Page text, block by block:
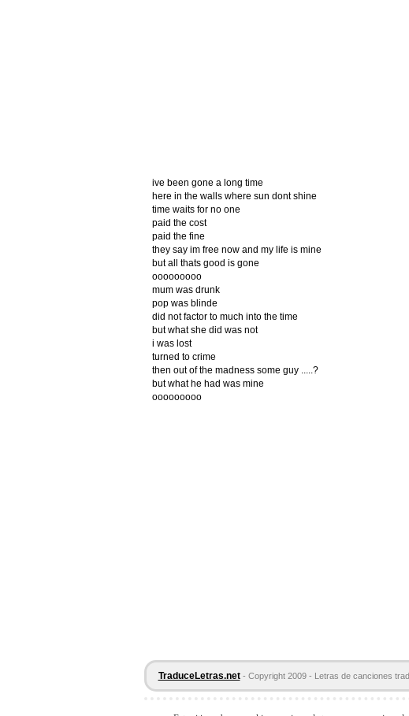
ive been gone a long time
here in the walls where sun dont shine
time waits for no one
paid the cost
paid the fine
they say im free now and my life is mine
but all thats good is gone
ooooooooo
mum was drunk
pop was blinde
did not factor to much into the time
but what she did was not
i was lost
turned to crime
then out of the madness some guy .....?
but what he had was mine
ooooooooo
TraduceLetras.net - Copyright 2009 - Letras de canciones
Páginas